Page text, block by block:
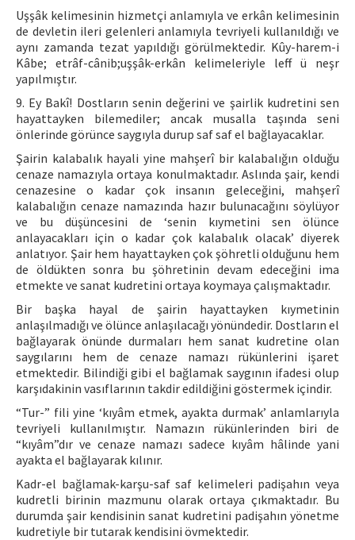
Uşşâk kelimesinin hizmetçi anlamıyla ve erkân kelimesinin
de devletin ileri gelenleri anlamıyla tevriyeli kullanıldığı ve
aynı zamanda tezat yapıldığı görülmektedir. Kûy-harem-i
Kâbe; etrâf-cânib;uşşâk-erkân kelimeleriyle leff ü neşr
yapılmıştır.
9. Ey Bakî! Dostların senin değerini ve şairlik kudretini sen
hayattayken bilemediler; ancak musalla taşında seni
önlerinde görünce saygıyla durup saf saf el bağlayacaklar.
Şairin kalabalık hayali yine mahşerî bir kalabalığın olduğu
cenaze namazıyla ortaya konulmaktadır. Aslında şair, kendi
cenazesine o kadar çok insanın geleceğini, mahşerî
kalabalığın cenaze namazında hazır bulunacağını söylüyor
ve bu düşüncesini de ‘senin kıymetini sen ölünce
anlayacakları için o kadar çok kalabalık olacak’ diyerek
anlatıyor. Şair hem hayattayken çok şöhretli olduğunu hem
de öldükten sonra bu şöhretinin devam edeceğini ima
etmekte ve sanat kudretini ortaya koymaya çalışmaktadır.
Bir başka hayal de şairin hayattayken kıymetinin
anlaşılmadığı ve ölünce anlaşılacağı yönündedir. Dostların el
bağlayarak önünde durmaları hem sanat kudretine olan
saygılarını hem de cenaze namazı rükünlerini işaret
etmektedir. Bilindiği gibi el bağlamak saygının ifadesi olup
karşıdakinin vasıflarının takdir edildiğini göstermek içindir.
“Tur-” fili yine ‘kıyâm etmek, ayakta durmak’ anlamlarıyla
tevriyeli kullanılmıştır. Namazın rükünlerinden biri de
“kıyâm”dır ve cenaze namazı sadece kıyâm hâlinde yani
ayakta el bağlayarak kılınır.
Kadr-el bağlamak-karşu-saf saf kelimeleri padişahın veya
kudretli birinin mazmunu olarak ortaya çıkmaktadır. Bu
durumda şair kendisinin sanat kudretini padişahın yönetme
kudretiyle bir tutarak kendisini övmektedir.